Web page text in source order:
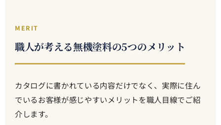
MERIT
職人が考える無機塗料の5つのメリット
カタログに書かれている内容だけでなく、実際に住ん
でいるお客様が感じやすいメリットを職人目線でご紹
介します。